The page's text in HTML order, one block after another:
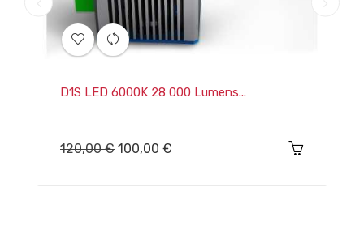
D1S LED 6000K 28 000 Lumens...
Prix
120,00 € Prix
100,00 €